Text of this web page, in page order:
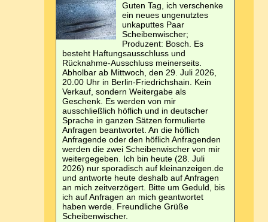
Guten Tag, ich verschenke
ein neues ungenutztes
unkaputtes Paar
Scheibenwischer;
Produzent: Bosch. Es
besteht Haftungsausschluss und
Rücknahme-Ausschluss meinerseits.
Abholbar ab Mittwoch, den 29. Juli 2026,
20.00 Uhr in Berlin-Friedrichshain. Kein
Verkauf, sondern Weitergabe als
Geschenk. Es werden von mir
ausschließlich höflich und in deutscher
Sprache in ganzen Sätzen formulierte
Anfragen beantwortet. An die höflich
Anfragende oder den höflich Anfragenden
werden die zwei Scheibenwischer von mir
weitergegeben. Ich bin heute (28. Juli
2026) nur sporadisch auf kleinanzeigen.de
und antworte heute deshalb auf Anfragen
an mich zeitverzögert. Bitte um Geduld, bis
ich auf Anfragen an mich geantwortet
haben werde. Freundliche Grüße
Scheibenwischer.